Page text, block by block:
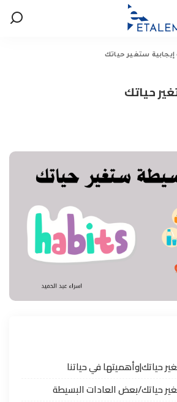
إيجابية ستغير حياتك
حياتك
حياتك|وأهميتها في حياتنا
حياتك/بعض العادات البسيطة